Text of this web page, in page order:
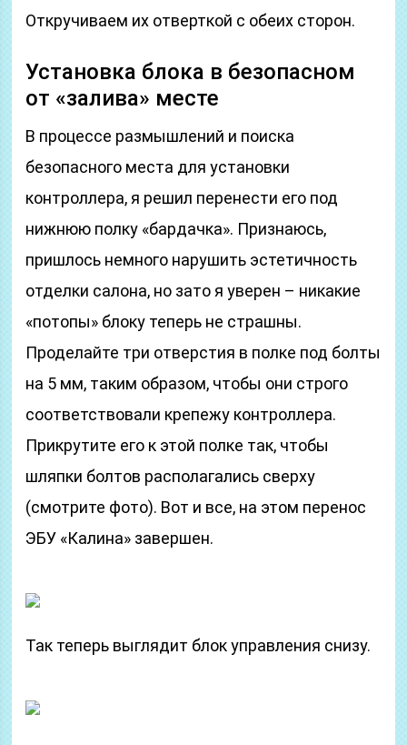
Откручиваем их отверткой с обеих сторон.
Установка блока в безопасном
от «залива» месте
В процессе размышлений и поиска
безопасного места для установки
контроллера, я решил перенести его под
нижнюю полку «бардачка». Признаюсь,
пришлось немного нарушить эстетичность
отделки салона, но зато я уверен – никакие
«потопы» блоку теперь не страшны.
Проделайте три отверстия в полке под болты
на 5 мм, таким образом, чтобы они строго
соответствовали крепежу контроллера.
Прикрутите его к этой полке так, чтобы
шляпки болтов располагались сверху
(смотрите фото). Вот и все, на этом перенос
ЭБУ «Калина» завершен.
Так теперь выглядит блок управления снизу.